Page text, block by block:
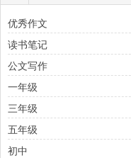
优秀作文
读书笔记
公文写作
一年级
三年级
五年级
初中